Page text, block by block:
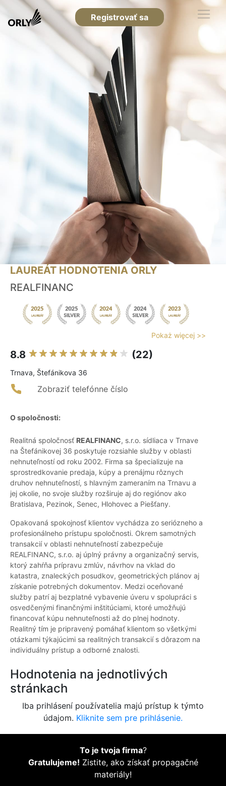
Registrovať sa
LAUREÁT HODNOTENIA ORLY
REALFINANC
Pokaż więcej >>
8.8 (22)
Trnava, Štefánikova 36
Zobraziť telefónne číslo
O spoločnosti:
Realitná spoločnosť REALFINANC, s.r.o. sídliaca v Trnave
na Štefánikovej 36 poskytuje rozsiahle služby v oblasti
nehnuteľností od roku 2002. Firma sa špecializuje na
sprostredkovanie predaja, kúpy a prenájmu rôznych
druhov nehnuteľností, s hlavným zameraním na Trnavu a
jej okolie, no svoje služby rozširuje aj do regiónov ako
Bratislava, Pezinok, Senec, Hlohovec a Piešťany.
Opakovaná spokojnosť klientov vychádza zo seriózneho a
profesionálneho prístupu spoločnosti. Okrem samotných
transakcií v oblasti nehnuteľností zabezpečuje
REALFINANC, s.r.o. aj úplný právny a organizačný servis,
ktorý zahŕňa prípravu zmlúv, návrhov na vklad do
katastra, znaleckých posudkov, geometrických plánov aj
získanie potrebných dokumentov. Medzi oceňované
služby patrí aj bezplatné vybavenie úveru v spolupráci s
osvedčenými finančnými inštitúciami, ktoré umožňujú
financovať kúpu nehnuteľnosti až do plnej hodnoty.
Realitný tím je pripravený pomáhať klientom so všetkými
otázkami týkajúcimi sa realitných transakcií s dôrazom na
individuálny prístup a odborné znalosti.
Hodnotenia na jednotlivých
stránkach
Iba prihlásení používatelia majú prístup k týmto
údajom. Kliknite sem pre prihlásenie.
To je tvoja firma?
Gratulujeme! Zistite, ako získať propagačné
materiály!